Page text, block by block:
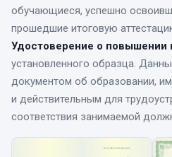
обучающиеся, успешно
прошедшие итоговую
Удостоверение о повышении
установленного образца.
документом об образовании,
и действительным для
соответствия занимаемой